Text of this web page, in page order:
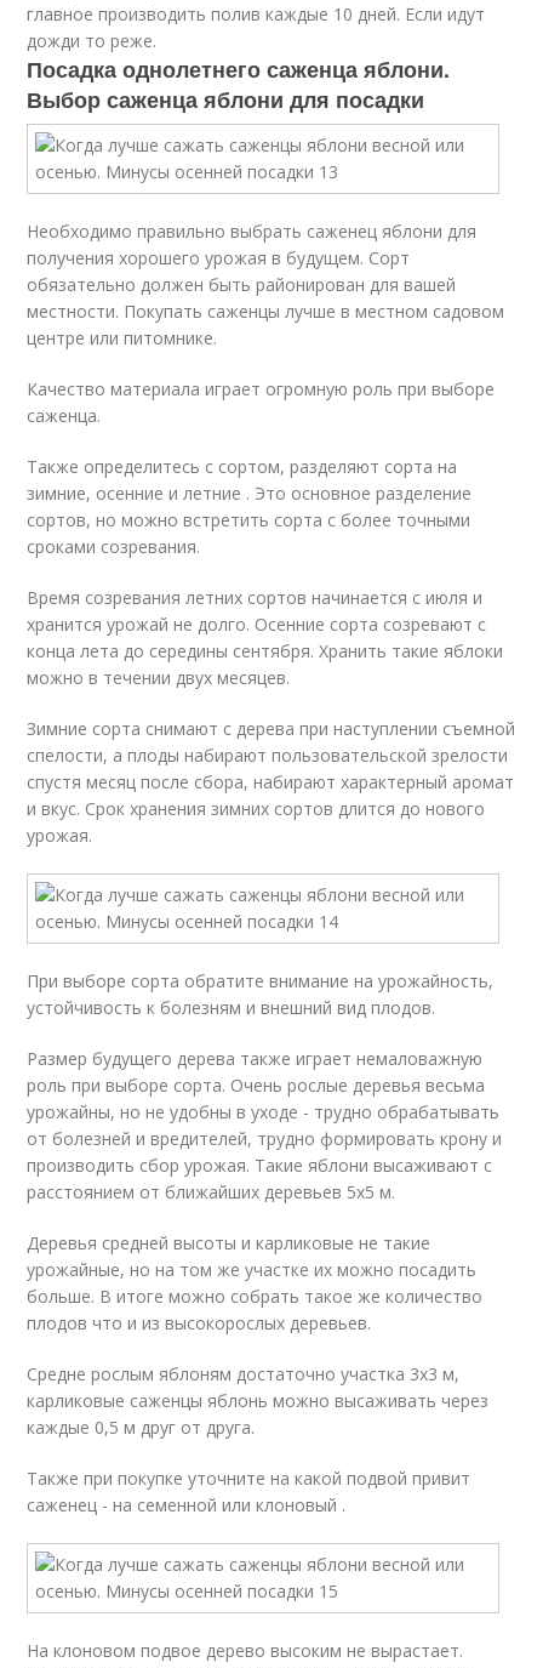
главное производить полив каждые 10 дней. Если идут
дожди то реже.
Посадка однолетнего саженца яблони.
Выбор саженца яблони для посадки
Необходимо правильно выбрать саженец яблони для
получения хорошего урожая в будущем. Сорт
обязательно должен быть районирован для вашей
местности. Покупать саженцы лучше в местном садовом
центре или питомнике.
Качество материала играет огромную роль при выборе
саженца.
Также определитесь с сортом, разделяют сорта на
зимние, осенние и летние . Это основное разделение
сортов, но можно встретить сорта с более точными
сроками созревания.
Время созревания летних сортов начинается с июля и
хранится урожай не долго. Осенние сорта созревают с
конца лета до середины сентября. Хранить такие яблоки
можно в течении двух месяцев.
Зимние сорта снимают с дерева при наступлении съемной
спелости, а плоды набирают пользовательской зрелости
спустя месяц после сбора, набирают характерный аромат
и вкус. Срок хранения зимних сортов длится до нового
урожая.
При выборе сорта обратите внимание на урожайность,
устойчивость к болезням и внешний вид плодов.
Размер будущего дерева также играет немаловажную
роль при выборе сорта. Очень рослые деревья весьма
урожайны, но не удобны в уходе - трудно обрабатывать
от болезней и вредителей, трудно формировать крону и
производить сбор урожая. Такие яблони высаживают с
расстоянием от ближайших деревьев 5х5 м.
Деревья средней высоты и карликовые не такие
урожайные, но на том же участке их можно посадить
больше. В итоге можно собрать такое же количество
плодов что и из высокорослых деревьев.
Средне рослым яблоням достаточно участка 3х3 м,
карликовые саженцы яблонь можно высаживать через
каждые 0,5 м друг от друга.
Также при покупке уточните на какой подвой привит
саженец - на семенной или клоновый .
На клоновом подвое дерево высоким не вырастает.